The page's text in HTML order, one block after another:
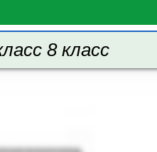
8 класс